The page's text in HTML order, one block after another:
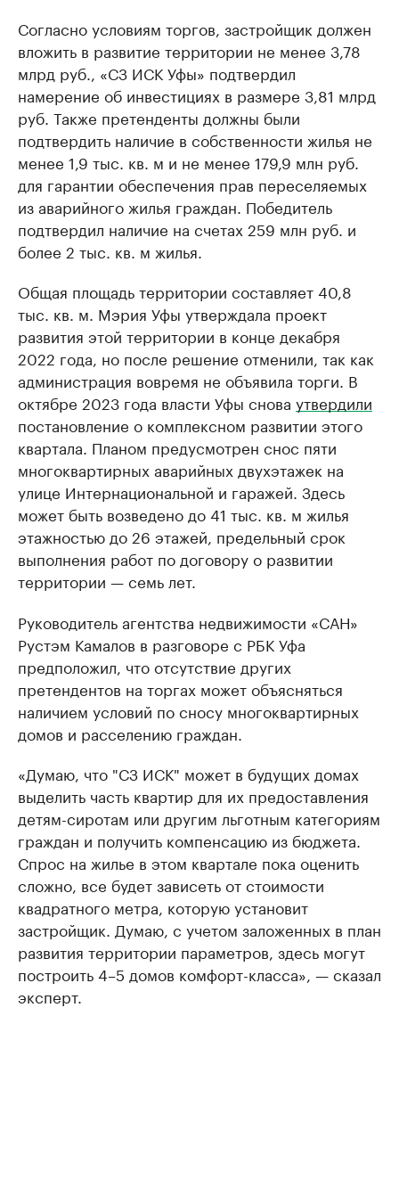
Согласно условиям торгов, застройщик должен
вложить в развитие территории не менее 3,78
млрд руб., «СЗ ИСК Уфы» подтвердил
намерение об инвестициях в размере 3,81 млрд
руб. Также претенденты должны были
подтвердить наличие в собственности жилья не
менее 1,9 тыс. кв. м и не менее 179,9 млн руб.
для гарантии обеспечения прав переселяемых
из аварийного жилья граждан. Победитель
подтвердил наличие на счетах 259 млн руб. и
более 2 тыс. кв. м жилья.
Общая площадь территории составляет 40,8
тыс. кв. м. Мэрия Уфы утверждала проект
развития этой территории в конце декабря
2022 года, но после решение отменили, так как
администрация вовремя не объявила торги. В
октябре 2023 года власти Уфы снова утвердили
постановление о комплексном развитии этого
квартала. Планом предусмотрен снос пяти
многоквартирных аварийных двухэтажек на
улице Интернациональной и гаражей. Здесь
может быть возведено до 41 тыс. кв. м жилья
этажностью до 26 этажей, предельный срок
выполнения работ по договору о развитии
территории — семь лет.
Руководитель агентства недвижимости «САН»
Рустэм Камалов в разговоре с РБК Уфа
предположил, что отсутствие других
претендентов на торгах может объясняться
наличием условий по сносу многоквартирных
домов и расселению граждан.
«Думаю, что "СЗ ИСК" может в будущих домах
выделить часть квартир для их предоставления
детям-сиротам или другим льготным категориям
граждан и получить компенсацию из бюджета.
Спрос на жилье в этом квартале пока оценить
сложно, все будет зависеть от стоимости
квадратного метра, которую установит
застройщик. Думаю, с учетом заложенных в план
развития территории параметров, здесь могут
построить 4–5 домов комфорт-класса», — сказал
эксперт.